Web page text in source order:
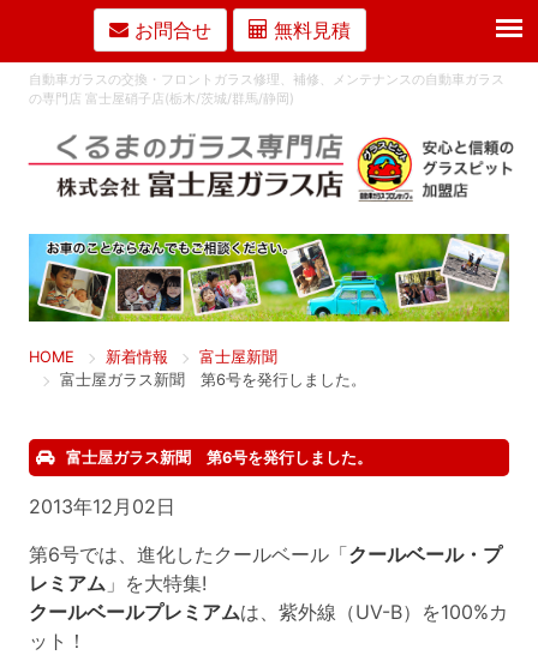
自動車ガラスの交換・フロントガラス修理、補修、メンテナンスの自動車ガラス
の専門店 富士屋硝子店(栃木/茨城/群馬/静岡)
HOME 新着情報
富士屋新聞
富士屋ガラス新聞 第6号を発行しました。
富士屋ガラス新聞 第6号を発行しました。
2013年12月02日
第6号では、進化したクールベール「クールベール・プ
レミアム 」を大特集!
クールベールプレミアムは、紫外線（UV-B）を100%カ
ット！
お問合せ 無料見積